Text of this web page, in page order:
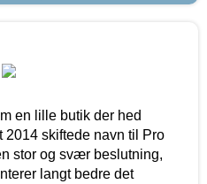
en lille butik der hed
2014 skiftede navn til Pro
stor og svær beslutning,
langt bedre det